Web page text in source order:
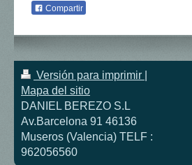
Compartir
Versión para imprimir
Mapa del sitio
DANIEL BEREZO S.L
Av.Barcelona 91 46136
Museros (Valencia) TELF :
962056560